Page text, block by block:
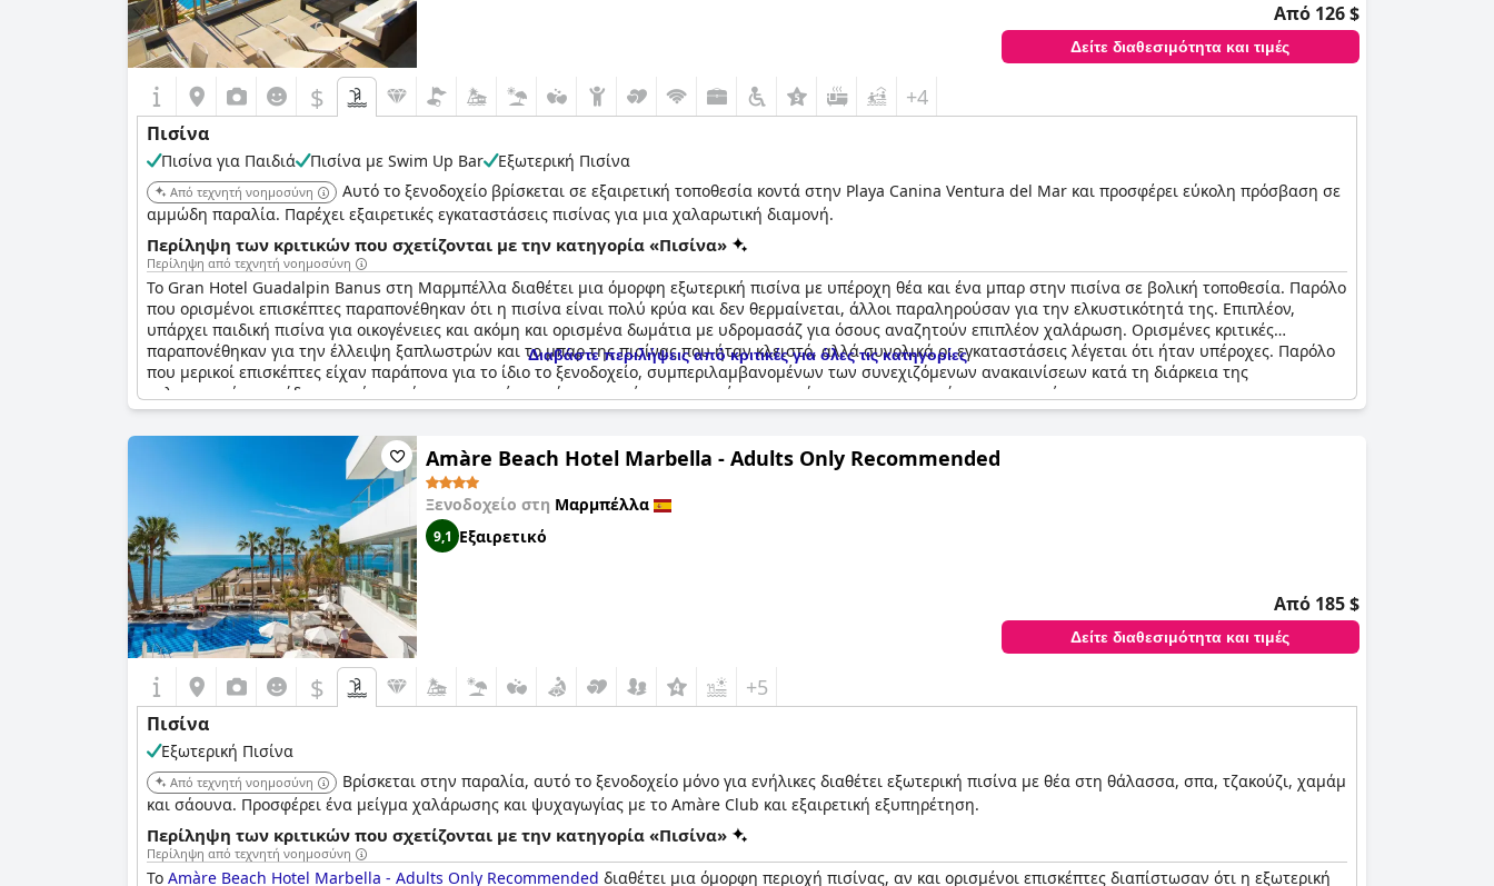
Από 126 $
Δείτε διαθεσιμότητα και τιμές
$ +4
Πισίνα
Πισίνα για Παιδιά Πισίνα με Swim Up Bar Εξωτερική Πισίνα
Από τεχνητή νοημοσύνη
Αυτό το ξενοδοχείο βρίσκεται σε εξαιρετική τοποθεσία κοντά στην Playa Canina Ventura del Mar και προσφέρει εύκολη πρόσβαση σε
αμμώδη παραλία. Παρέχει εξαιρετικές εγκαταστάσεις πισίνας για μια χαλαρωτική διαμονή.
Περίληψη των κριτικών που σχετίζονται με την κατηγορία «Πισίνα»
Περίληψη από τεχνητή νοημοσύνη
Το Gran Hotel Guadalpin Banus στη Μαρμπέλλα διαθέτει μια όμορφη εξωτερική πισίνα με υπέροχη θέα και ένα μπαρ στην πισίνα σε βολική τοποθεσία. Παρόλο
που ορισμένοι επισκέπτες παραπονέθηκαν ότι η πισίνα είναι πολύ κρύα και δεν θερμαίνεται, άλλοι παραληρούσαν για την ελκυστικότητά της. Επιπλέον,
υπάρχει παιδική πισίνα για οικογένειες και ακόμη και ορισμένα δωμάτια με υδρομασάζ για όσους αναζητούν επιπλέον χαλάρωση. Ορισμένες κριτικές
παραπονέθηκαν για την έλλειψη ξαπλωστρών και το μπαρ της πισίνας που ήταν κλειστό, αλλά συνολικά οι εγκαταστάσεις λέγεται ότι ήταν υπέροχες. Παρόλο
που μερικοί επισκέπτες είχαν παράπονα για το ίδιο το ξενοδοχείο, συμπεριλαμβανομένων των συνεχιζόμενων ανακαινίσεων κατά τη διάρκεια της
καλοκαιρινής περιόδου αιχμής, ο χώρος της πισίνας φάνηκε να είναι το σημείο αναφοράς για τους περισσότερους επισκέπτες.
Διαβάστε περιλήψεις από κριτικές για όλες τις κατηγορίες
Amàre Beach Hotel Marbella - Adults Only Recommended
Ξενοδοχείο στη Μαρμπέλλα
9,1 Εξαιρετικό
Από 185 $
Δείτε διαθεσιμότητα και τιμές
$ +5
Πισίνα
Εξωτερική Πισίνα
Από τεχνητή νοημοσύνη
Βρίσκεται στην παραλία, αυτό το ξενοδοχείο μόνο για ενήλικες διαθέτει εξωτερική πισίνα με θέα στη θάλασσα, σπα, τζακούζι, χαμάμ
και σάουνα. Προσφέρει ένα μείγμα χαλάρωσης και ψυχαγωγίας με το Amàre Club και εξαιρετική εξυπηρέτηση.
Περίληψη των κριτικών που σχετίζονται με την κατηγορία «Πισίνα»
Περίληψη από τεχνητή νοημοσύνη
Το Amàre Beach Hotel Marbella - Adults Only Recommended διαθέτει μια όμορφη περιοχή πισίνας, αν και ορισμένοι επισκέπτες διαπίστωσαν ότι η εξωτερική